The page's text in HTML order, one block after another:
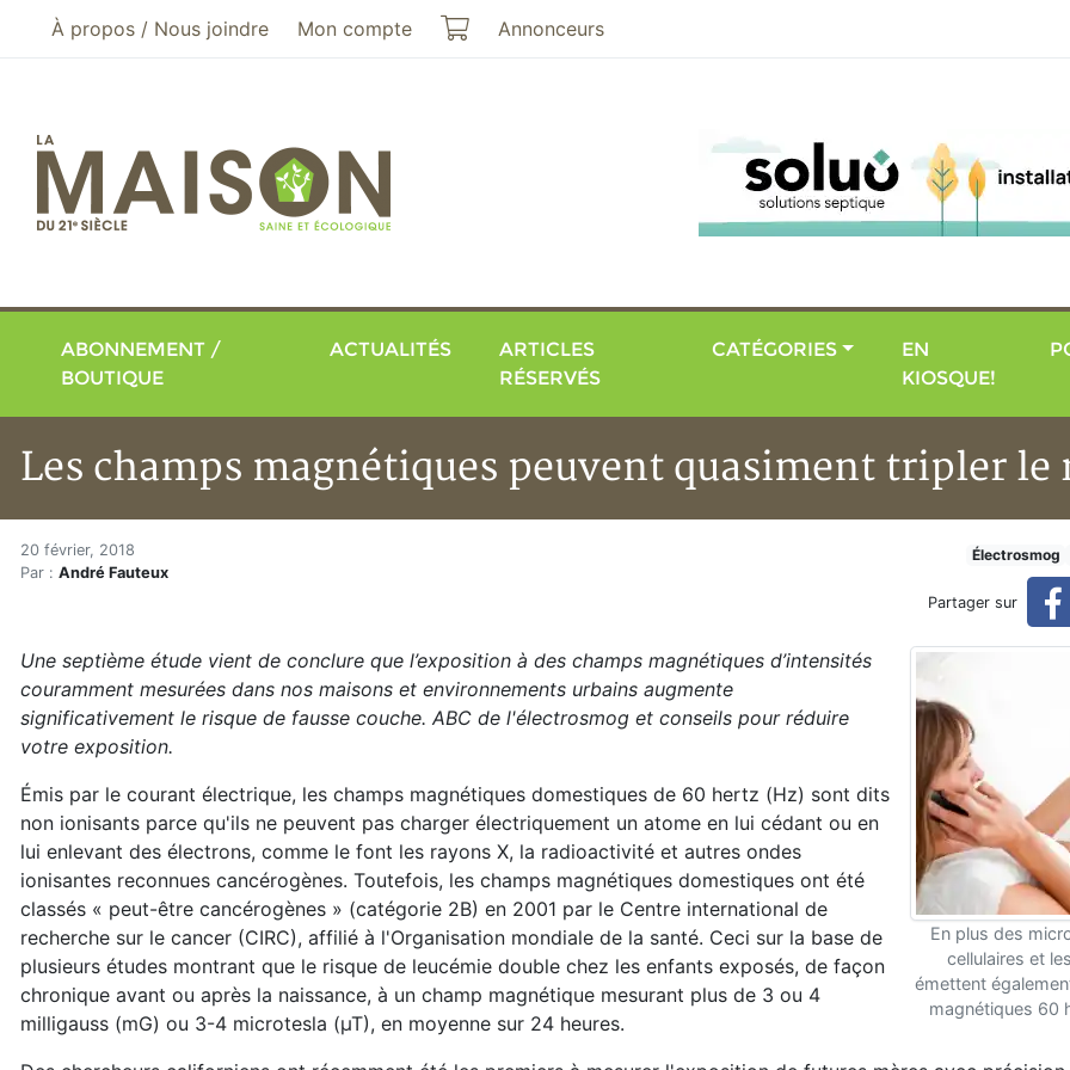
Aller au menu principal
Aller au contenu principal
À propos / Nous joindre Mon compte Mon panier
Annonceurs
ABONNEMENT /
BOUTIQUE
ACTUALITÉS
ARTICLES
RÉSERVÉS
CATÉGORIES
EN
KIOSQUE!
Les champs magnétiques peuvent quasiment tripler le
Accueil
Articles
Les champs magnétiques peuvent quasiment tripler le risque de fausse couche
Les champs magnétiques peuvent quasiment tripler le
20 février, 2018
Par : André Fauteux
Électrosmog
Partager sur
En plus des
cellulaires et
émettent
magnétiques 60
Une septième étude vient de conclure que l’exposition à des champs magnétiques d’intensités
couramment mesurées dans nos maisons et environnements urbains augmente
significativement le risque de fausse couche. ABC de l'électrosmog et conseils pour réduire
votre exposition.
Émis par le courant électrique, les champs magnétiques domestiques de 60 hertz (Hz) sont dits
non ionisants parce qu'ils ne peuvent pas charger électriquement un atome en lui cédant ou en
lui enlevant des électrons, comme le font les rayons X, la radioactivité et autres ondes
ionisantes reconnues cancérogènes. Toutefois, les champs magnétiques domestiques ont été
classés « peut-être cancérogènes » (catégorie 2B) en 2001 par le Centre international de
recherche sur le cancer (CIRC), affilié à l'Organisation mondiale de la santé. Ceci sur la base de
plusieurs études montrant que le risque de leucémie double chez les enfants exposés, de façon
chronique avant ou après la naissance, à un champ magnétique mesurant plus de 3 ou 4
milligauss (mG) ou 3-4 microtesla (µT), en moyenne sur 24 heures.